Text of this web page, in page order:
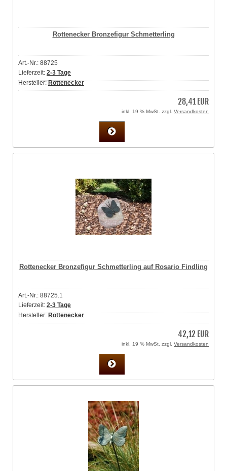
Rottenecker Bronzefigur Schmetterling
Art.-Nr.: 88725
Lieferzeit: 2-3 Tage
Hersteller:Rottenecker
28,41 EUR
inkl. 19 % MwSt. zzgl. Versandkosten
Rottenecker Bronzefigur Schmetterling auf Rosario Findling
Art.-Nr.: 88725.1
Lieferzeit: 2-3 Tage
Hersteller:Rottenecker
42,12 EUR
inkl. 19 % MwSt. zzgl. Versandkosten